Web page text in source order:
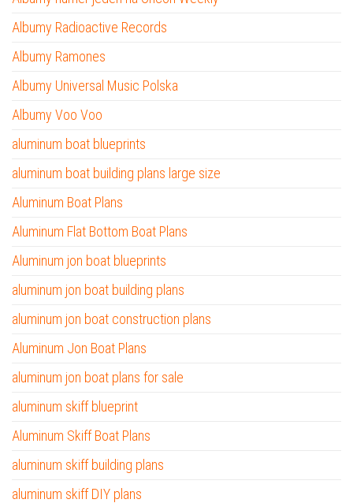
Albumy Radioactive Records
Albumy Ramones
Albumy Universal Music Polska
Albumy Voo Voo
aluminum boat blueprints
aluminum boat building plans large size
Aluminum Boat Plans
Aluminum Flat Bottom Boat Plans
Aluminum jon boat blueprints
aluminum jon boat building plans
aluminum jon boat construction plans
Aluminum Jon Boat Plans
aluminum jon boat plans for sale
aluminum skiff blueprint
Aluminum Skiff Boat Plans
aluminum skiff building plans
aluminum skiff DIY plans